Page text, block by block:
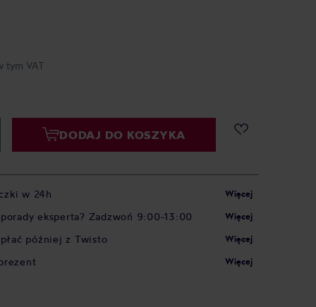
tym VAT
DODAJ DO KOSZYKA
w 24h Więcej
eksperta? Zadzwoń 9:00-13:00 Więcej
później z Twisto Więcej
Więcej